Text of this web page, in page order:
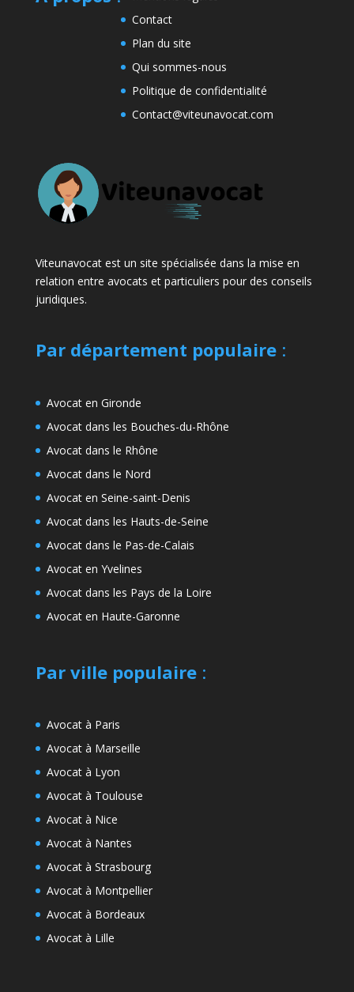
Contact
Plan du site
Qui sommes-nous
Politique de confidentialité
Contact@viteunavocat.com
Viteunavocat est un site spécialisée dans la mise en
relation entre avocats et particuliers pour des conseils
juridiques.
Par département populaire:
Avocat en Gironde
Avocat dans les Bouches-du-Rhône
Avocat dans le Rhône
Avocat dans le Nord
Avocat en Seine-saint-Denis
Avocat dans les Hauts-de-Seine
Avocat dans le Pas-de-Calais
Avocat en Yvelines
Avocat dans les Pays de la Loire
Avocat en Haute-Garonne
Par ville populaire:
Avocat à Paris
Avocat à Marseille
Avocat à Lyon
Avocat à Toulouse
Avocat à Nice
Avocat à Nantes
Avocat à Strasbourg
Avocat à Montpellier
Avocat à Bordeaux
Avocat à Lille